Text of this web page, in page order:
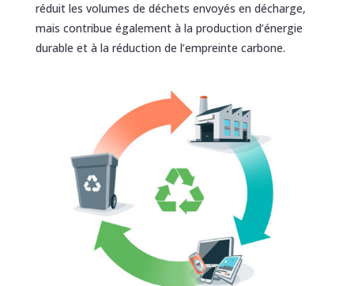
réduit les volumes de déchets envoyés en décharge,
mais contribue également à la production d’énergie
durable et à la réduction de l’empreinte carbone.